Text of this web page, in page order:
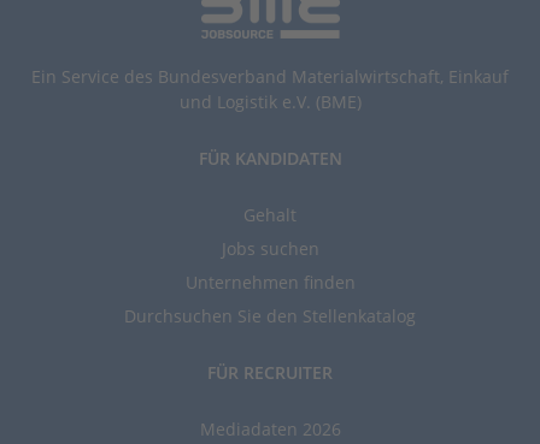
Ein Service des Bundesverband Materialwirtschaft, Einkauf
und Logistik e.V. (BME)
FÜR KANDIDATEN
Gehalt
Jobs suchen
Unternehmen finden
Durchsuchen Sie den Stellenkatalog
FÜR RECRUITER
Mediadaten 2026